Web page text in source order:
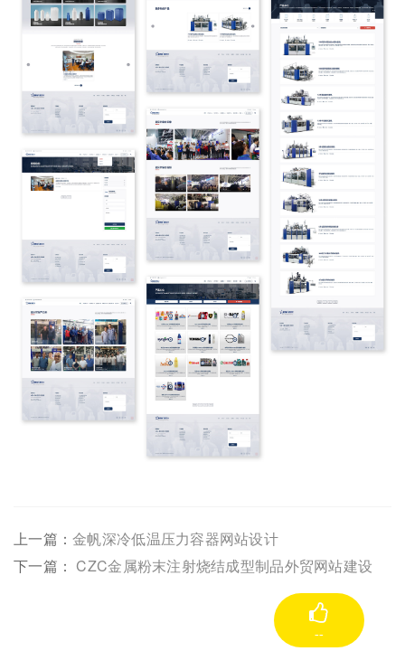
上一篇：金帆深冷低温压力容器网站设计
下一篇： CZC金属粉末注射烧结成型制品外贸网站建设
--